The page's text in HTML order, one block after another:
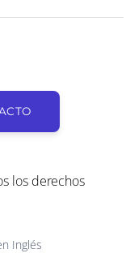
los derechos
Inglés